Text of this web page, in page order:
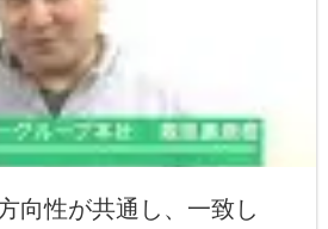
向性が共通し、一致し